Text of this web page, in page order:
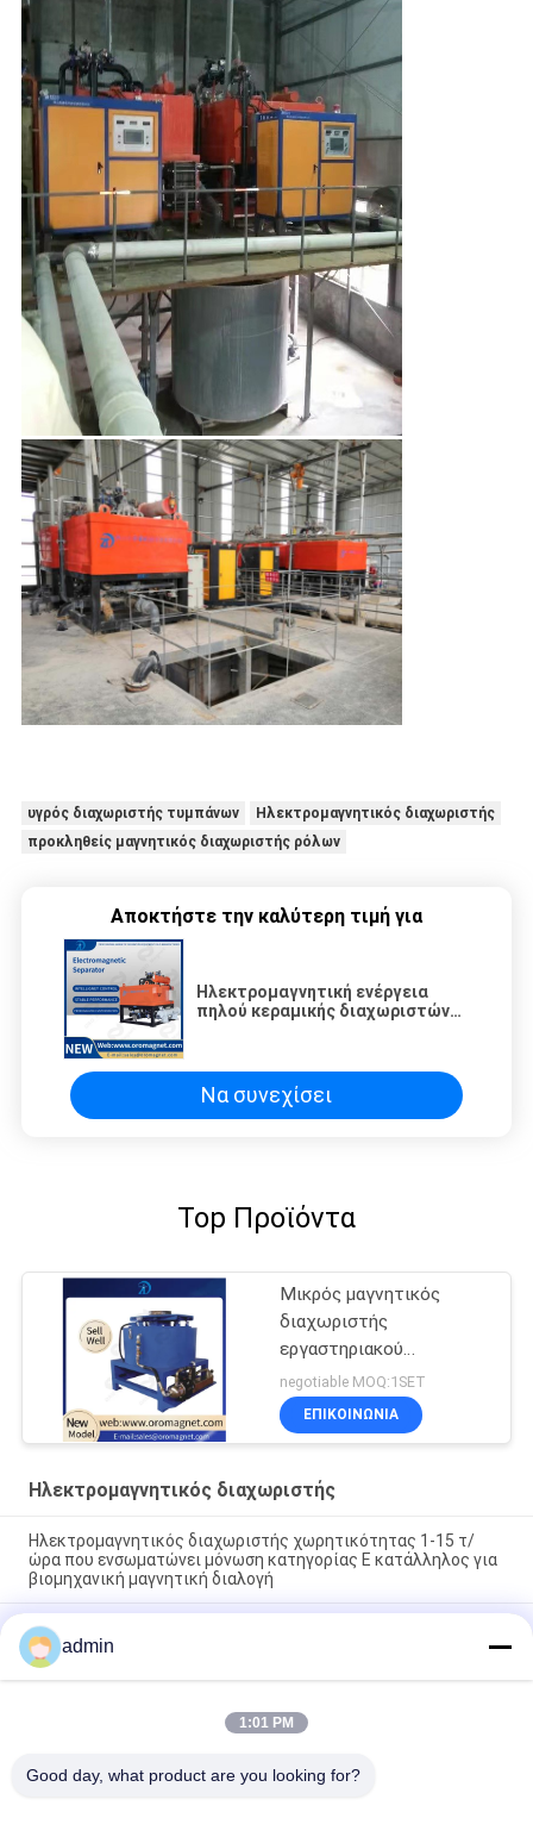
υγρός διαχωριστής τυμπάνων
Ηλεκτρομαγνητικός διαχωριστής
προκληθείς μαγνητικός διαχωριστής ρόλων
Αποκτήστε την καλύτερη τιμή για
Ηλεκτρομαγνητική ενέργεια
πηλού κεραμικής διαχωριστών
Να συνεχίσει
Top Προϊόντα
Μικρός μαγνητικός
διαχωριστής
εργαστηριακού
ηλεκτρομαγνητικός
χωρισμού 20000 Gauss
negotiable MOQ:1SET
ΕΠΙΚΟΙΝΩΝΊΑ
Ηλεκτρομαγνητικός διαχωριστής
Ηλεκτρομαγνητικός διαχωριστής χωρητικότητας 1-15 τ/
ώρα που ενσωματώνει μόνωση κατηγορίας Ε κατάλληλος για
βιομηχανική μαγνητική διαλογή
150 Kg EM 2024 Ηλεκτρομαγνητικός διαχωριστής Μαγνητική
μηχανή διαχωρισμού για την απομάκρυνση των μεταλλικών
μολυσματικών ουσιών από τις γραμμές παραγωγής
150 kg Ηλεκτρομαγνητικός διαχωριστής σχεδιασμένος με
μονόκλιση κατηγορίας Ε και αυτόματη λειτουργία που
admin
1:01 PM
Good day, what product are you looking for?